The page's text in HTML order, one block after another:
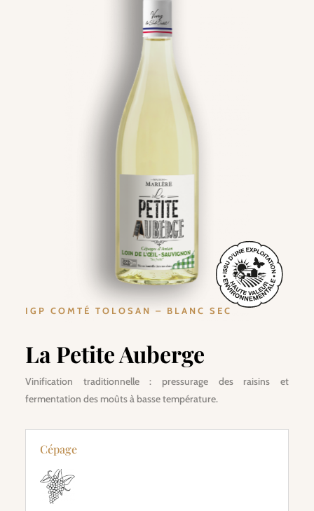
IGP COMTÉ TOLOSAN – BLANC SEC
La Petite Auberge
Vinification traditionnelle : pressurage des raisins et
fermentation des moûts à basse température.
Cépage